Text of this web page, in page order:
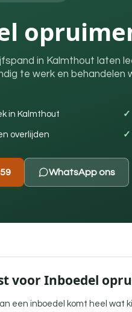
in Kalmthout laten
te werk en behandelen
in Kalmthout
overlijden
WhatsApp ons
voor Inboedel
een inboedel komt heel wat